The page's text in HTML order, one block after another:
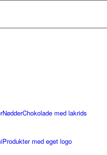
NødderChokolade med lakrids
Produkter med eget logo